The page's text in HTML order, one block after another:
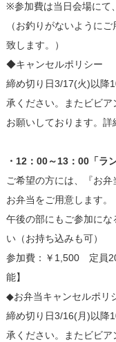
※参加費は当日会場にて
（お釣りがないように
致します。）
◆キャンセルポリシー
締め切り日3/17(火)以降
承ください。またビビ
お願いしております。詳
・12：00～13：00「ラ
ご希望の方には、『お
お弁当をご用意します。
午後の部にもご参加にな
い（お持ち込みも可）
参加費：￥1,500 定員
能】
◆お弁当キャンセルポリ
締め切り日3/16(月)以降
承ください。またビビ